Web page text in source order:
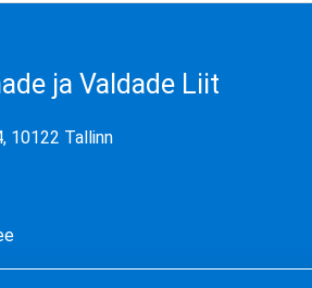
ja Valdade Liit
10122 Tallinn